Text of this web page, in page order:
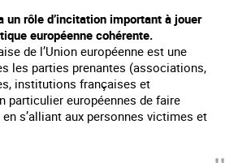
un rôle d’incitation important à jouer
européenne cohérente.
de l’Union européenne est une
les parties prenantes (associations,
institutions françaises et
particulier européennes de faire
s’alliant aux personnes victimes et